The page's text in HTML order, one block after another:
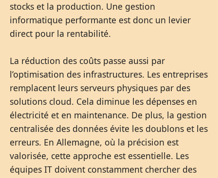
stocks et la production. Une gestion
informatique performante est donc un levier
direct pour la rentabilité.
La réduction des coûts passe aussi par
l’optimisation des infrastructures. Les entreprises
remplacent leurs serveurs physiques par des
solutions cloud. Cela diminue les dépenses en
électricité et en maintenance. De plus, la gestion
centralisée des données évite les doublons et les
erreurs. En Allemagne, où la précision est
valorisée, cette approche est essentielle. Les
équipes IT doivent constamment chercher des